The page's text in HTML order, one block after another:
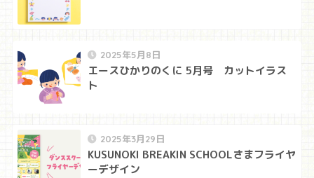
2025年5月8日
エースひかりのくに 5月号 カットイラス
ト
2025年3月29日
KUSUNOKI BREAKIN SCHOOLさまフライヤ
ーデザイン